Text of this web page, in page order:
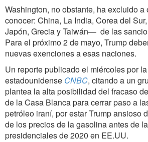
Washington, no obstante, ha excluido
conocer: China, La India, Corea del
Japón, Grecia y Taiwán— de las
Para el próximo 2 de mayo, Trump
nuevas exenciones a esas naciones.
Un reporte publicado el miércoles por
estadounidense CNBC, citando a un
plantea la alta posibilidad del fracaso
de la Casa Blanca para cerrar paso a
petróleo iraní, por estar Trump ansioso
de los precios de la gasolina antes de
presidenciales de 2020 en EE.UU.